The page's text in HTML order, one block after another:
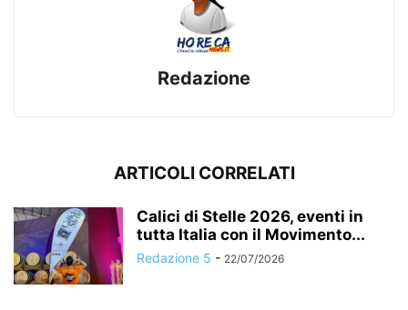
Redazione
ARTICOLI CORRELATI
Calici di Stelle 2026, eventi in
tutta Italia con il Movimento...
Redazione 5 - 22/07/2026